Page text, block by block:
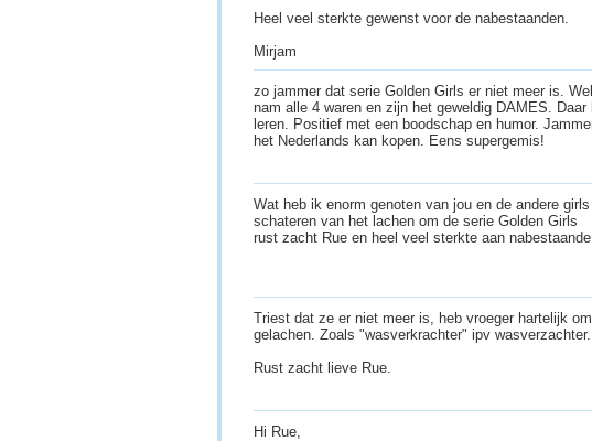
Heel veel sterkte gewenst voor de nabestaanden.
Mirjam
zo jammer dat serie Golden Girls er niet meer is.
nam alle 4 waren en zijn het geweldig DAMES.
leren. Positief met een boodschap en humor.
het Nederlands kan kopen. Eens supergemis!
Wat heb ik enorm genoten van jou en de andere
schateren van het lachen om de serie Golden Girls
rust zacht Rue en heel veel sterkte aan nabestaande
Triest dat ze er niet meer is, heb vroeger hartelijk
gelachen. Zoals "wasverkrachter" ipv wasverzachter.
Rust zacht lieve Rue.
Hi Rue,